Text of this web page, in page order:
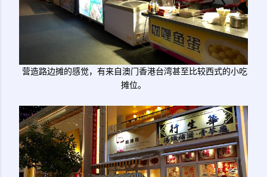
营造路边摊的感觉，有来自澳门香港台湾甚至比较西式的小吃
摊位。